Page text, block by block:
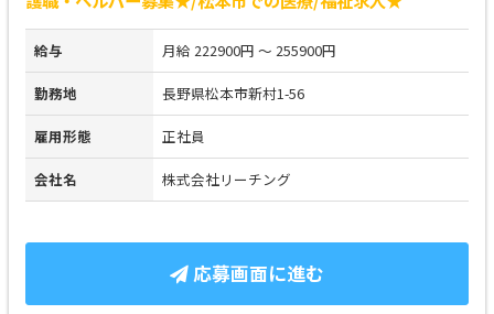
給与 月給 222900円 ～ 255900円
勤務地 長野県松本市新村1-56
雇用形態 正社員
会社名 株式会社リーチング
応募画面に進む